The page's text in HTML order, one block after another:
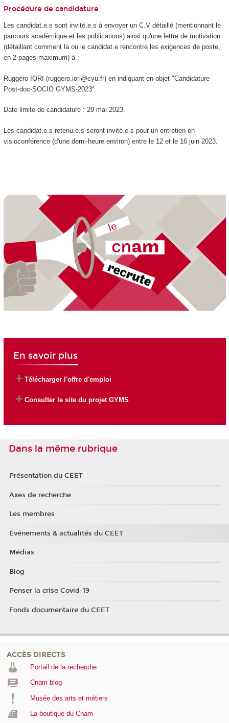
Procédure de candidature
Les candidat.e.s sont invité.e.s à envoyer un C.V détaillé (mentionnant le
parcours académique et les publications) ainsi qu'une lettre de motivation
(détaillant comment la ou le candidat.e rencontre les exigences de poste,
en 2 pages maximum) à :
Ruggero IORI (ruggero.iori@cyu.fr) en indiquant en objet "Candidature
Post-doc-SOCIO GYMS-2023".
Date limite de candidature : 29 mai 2023.
Les candidat.e.s retenu.e.s seront invité.e.s pour un entretien en
visioconférence (d'une demi-heure environ) entre le 12 et le 16 juin 2023.
En savoir plus
Télécharger l'offre d'emploi
Consulter le site du projet GYMS
Dans la même rubrique
Présentation du CEET
Axes de recherche
Les membres
Événements & actualités du CEET
Médias
Blog
Penser la crise Covid-19
Fonds documentaire du CEET
ACCÈS DIRECTS
Portail de la recherche
Cnam blog
Musée des arts et métiers
La boutique du Cnam